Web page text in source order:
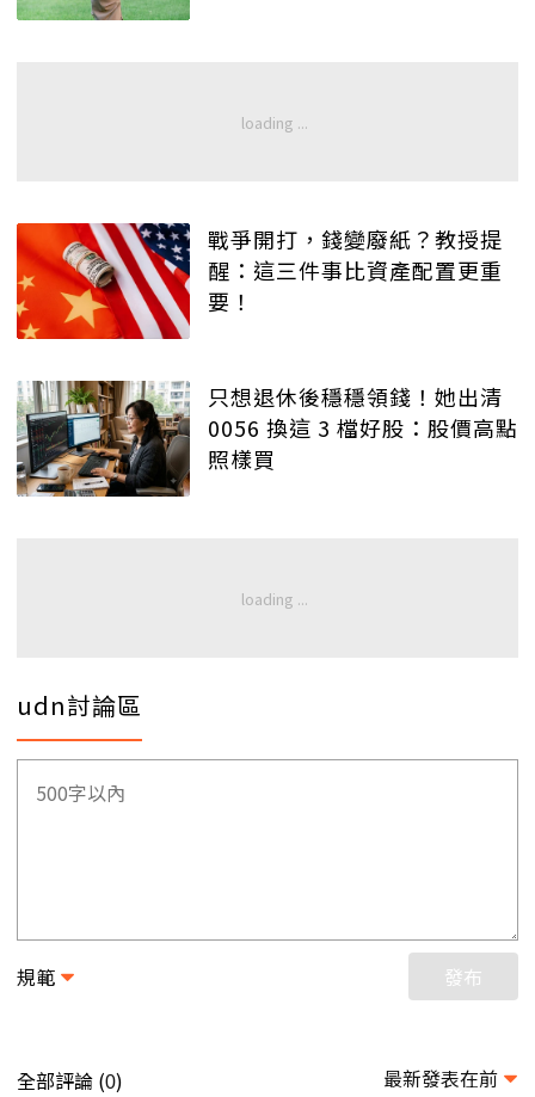
戰爭開打，錢變廢紙？教授提
醒：這三件事比資產配置更重
要！
只想退休後穩穩領錢！她出清
0056 換這 3 檔好股：股價高點
照樣買
udn討論區
規範 發布
全部評論 (0) 最新發表在前